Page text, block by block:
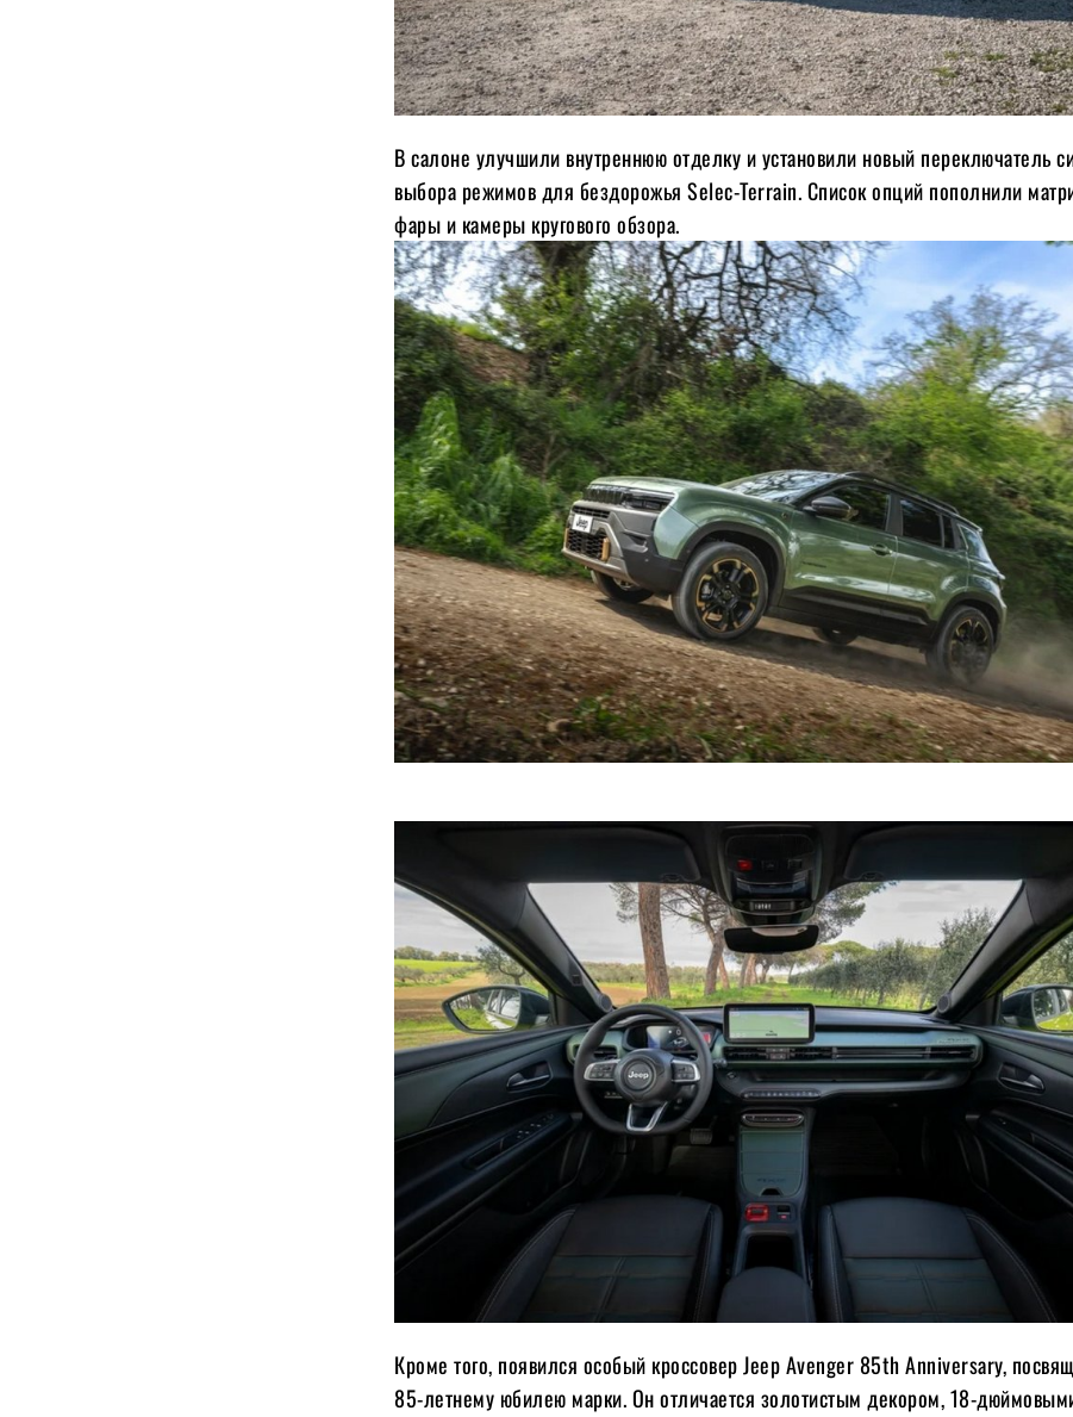
В салоне улучшили внутреннюю отделку и установили новый переключатель
выбора режимов для бездорожья Selec-Terrain. Список опций пополнили
фары и камеры кругового обзора.
Кроме того, появился особый кроссовер Jeep Avenger 85th Anniversary,
85-летнему юбилею марки. Он отличается золотистым декором, 18-